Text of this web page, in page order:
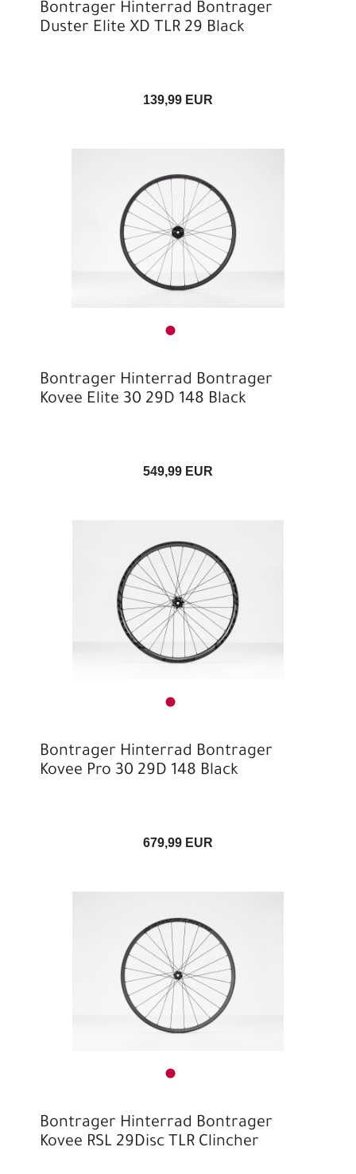
Bontrager Hinterrad Bontrager
Duster Elite XD TLR 29 Black
139,99 EUR
Bontrager Hinterrad Bontrager
Kovee Elite 30 29D 148 Black
549,99 EUR
Bontrager Hinterrad Bontrager
Kovee Pro 30 29D 148 Black
679,99 EUR
Bontrager Hinterrad Bontrager
Kovee RSL 29Disc TLR Clincher